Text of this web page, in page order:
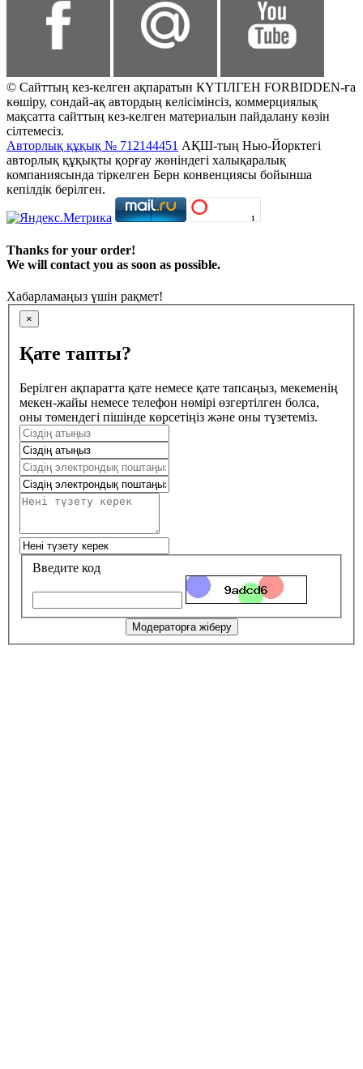
© Сайттың кез-келген ақпаратын КҮТІЛГЕН FORBIDDEN-ға
көшіру, сондай-ақ автордың келісімінсіз, коммерциялық
мақсатта сайттың кез-келген материалын пайдалану көзін
сілтемесіз.
Авторлық құқық № 712144451 АҚШ-тың Нью-Йорктегі
авторлық құқықты қорғау жөніндегі халықаралық
компаниясында тіркелген Берн конвенциясы бойынша
кепілдік берілген.
Thanks for your order!
We will contact you as soon as possible.
Хабарламаңыз үшін рақмет!
×
Қате тапты?
Берілген ақпаратта қате немесе қате тапсаңыз, мекеменің
мекен-жайы немесе телефон нөмірі өзгертілген болса,
оны төмендегі пішінде көрсетіңіз және оны түзетеміз.
Введите код
Модераторға жіберу